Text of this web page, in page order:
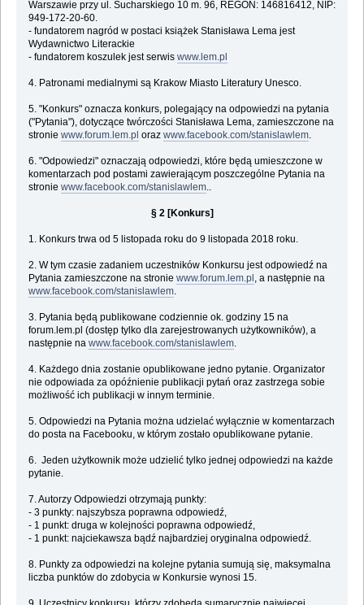
Warszawie przy ul. Sucharskiego 10 m. 96, REGON: 146816412, NIP:
949-172-20-60.
- fundatorem nagród w postaci książek Stanisława Lema jest
Wydawnictwo Literackie
- fundatorem koszulek jest serwis www.lem.pl
4. Patronami medialnymi są Krakow Miasto Literatury Unesco.
5. "Konkurs" oznacza konkurs, polegający na odpowiedzi na pytania
("Pytania"), dotyczące twórczości Stanisława Lema, zamieszczone na
stronie www.forum.lem.pl oraz www.facebook.com/stanislawlem.
6. "Odpowiedzi" oznaczają odpowiedzi, które będą umieszczone w
komentarzach pod postami zawierającym poszczególne Pytania na
stronie www.facebook.com/stanislawlem..
§ 2 [Konkurs]
1. Konkurs trwa od 5 listopada roku do 9 listopada 2018 roku.
2. W tym czasie zadaniem uczestników Konkursu jest odpowiedź na
Pytania zamieszczone na stronie www.forum.lem.pl , a następnie na
www.facebook.com/stanislawlem.
3. Pytania będą publikowane codziennie ok. godziny 15 na
forum.lem.pl (dostęp tylko dla zarejestrowanych użytkowników), a
następnie na www.facebook.com/stanislawlem.
4. Każdego dnia zostanie opublikowane jedno pytanie. Organizator
nie odpowiada za opóźnienie publikacji pytań oraz zastrzega sobie
możliwość ich publikacji w innym terminie.
5. Odpowiedzi na Pytania można udzielać wyłącznie w komentarzach
do posta na Facebooku, w którym zostało opublikowane pytanie.
6. Jeden użytkownik może udzielić tylko jednej odpowiedzi na każde
pytanie.
7. Autorzy Odpowiedzi otrzymają punkty:
- 3 punkty: najszybsza poprawna odpowiedź,
- 1 punkt: druga w kolejności poprawna odpowiedź,
- 1 punkt: najciekawsza bądź najbardziej oryginalna odpowiedź.
8. Punkty za odpowiedzi na kolejne pytania sumują się, maksymalna
liczba punktów do zdobycia w Konkursie wynosi 15.